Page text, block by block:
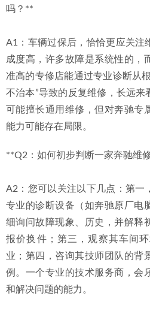
吗？**
A1：车辆过保后，恰恰更应关注
成度高，许多故障是系统性的，
准高的专修店能通过专业诊断从
不治本”导致的反复维修，长远
可能擅长通用维修，但对奔驰专
能力可能存在局限。
**Q2：如何初步判断一家奔驰维
A2：您可以关注以下几点：第一
专业的诊断设备（如奔驰原厂电
细询问故障现象、历史，并解释
报价换件；第三，观察其车间
业；第四，咨询其技师团队的背
例。一个专业的技术服务商，会
和解决问题的能力。